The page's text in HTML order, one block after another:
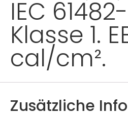
IEC
Klasse 1.
cal/cm².
Zusätzliche